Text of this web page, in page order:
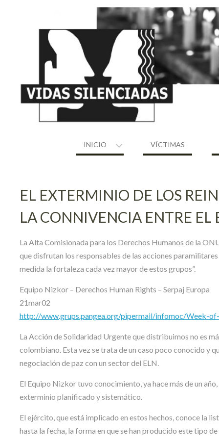
INICIO VÍCTIMAS
EL EXTERMINIO DE LOS
LA CONNIVENCIA ENTRE EL
La Alta Comisionada para los Derechos Humanos de la
que disfrutan los responsables de las acciones
medida la fortaleza cada vez mayor de estos grupos”.
Equipo Nizkor – Derechos Human Rights – Serpaj Europa
21mar02
http://www.grups.pangea.org/pipermail/infomoc/Week-
La Acción de Solidaridad Urgente que distribuimos no es
colombiano. Esta vez se trata de un caso poco conocido y
negociación de paz con un sector del ELN.
El Equipo Nizkor tuvo conocimiento, ya hace más de un
exterminio planificado y sistemático.
El ejército, que está implicado en estos hechos, conoce la
hasta la fecha, la forma en que se han producido este tipo